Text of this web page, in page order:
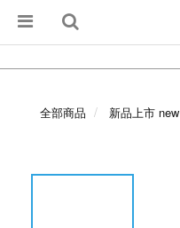
全部商品 新品上市 new